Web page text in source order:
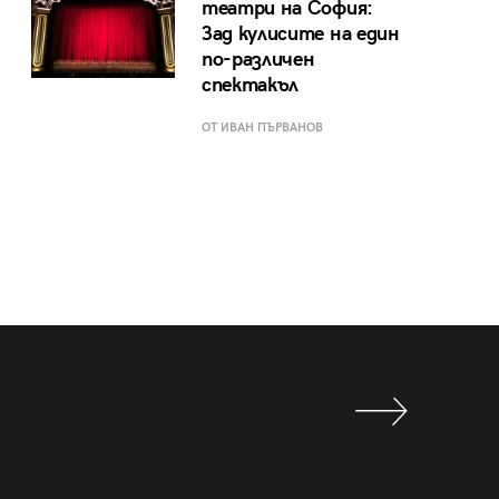
театри на София:
Зад кулисите на един
по-различен
спектакъл
ОТ ИВАН ПЪРВАНОВ